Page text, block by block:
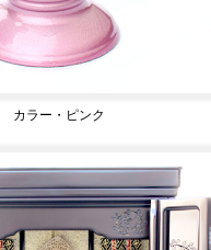
カラー・ピンク